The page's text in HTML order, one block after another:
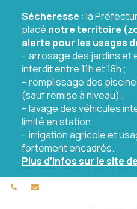
Sécheresse : la
placé notre territoire
alerte pour les usages
– arrosage des jardins et
interdit entre 11h et 18h ;
– remplissage des
(sauf remise à niveau) ;
– lavage des véhicules
limité en station ;
– irrigation agricole et
fortement encadrés.
Plus d’infos sur le site